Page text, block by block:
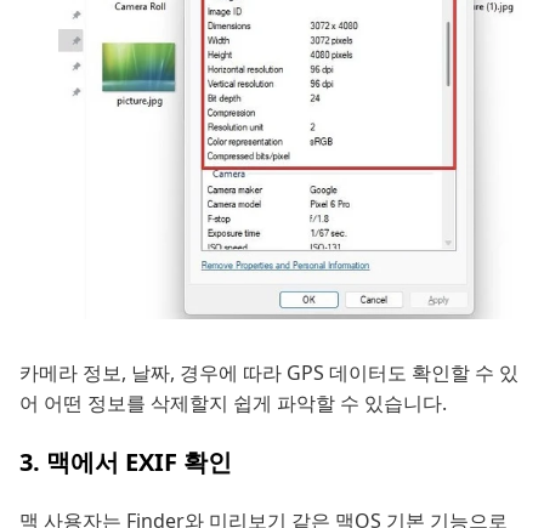
카메라 정보, 날짜, 경우에 따라 GPS 데이터도 확인할 수 있
어 어떤 정보를 삭제할지 쉽게 파악할 수 있습니다.
3. 맥에서 EXIF 확인
맥 사용자는 Finder와 미리보기 같은 맥OS 기본 기능으로